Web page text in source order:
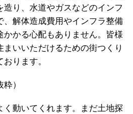
造り、水道やガスなどのインフ
、解体造成費用やインフラ整備
かかる心配もありません。皆様
いいただけるための街つくり
ります。
）
く動いてくれます。まだ土地探